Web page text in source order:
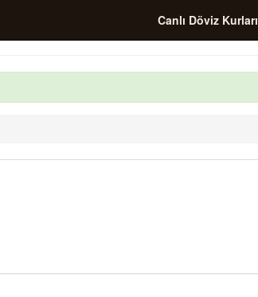
Canlı Döviz Kurları